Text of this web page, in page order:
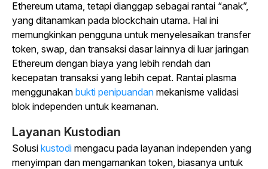
Ethereum utama, tetapi dianggap sebagai rantai “anak”,
yang ditanamkan pada blockchain utama. Hal ini
memungkinkan pengguna untuk menyelesaikan transfer
token, swap, dan transaksi dasar lainnya di luar jaringan
Ethereum dengan biaya yang lebih rendah dan
kecepatan transaksi yang lebih cepat. Rantai plasma
menggunakan bukti penipuandan mekanisme validasi
blok independen untuk keamanan.
Layanan Kustodian
Solusi kustodi mengacu pada layanan independen yang
menyimpan dan mengamankan token, biasanya untuk